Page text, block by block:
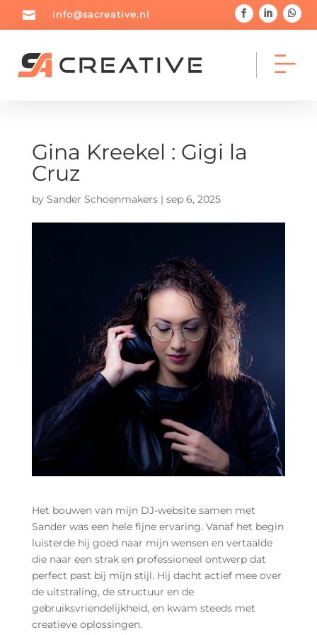
 info@sacreative.nl
  

Over mij

Webshop

Drukwerk Sitecare

Whatsapp

Contact
U
Zoeken
Gina Kreekel : Gigi la
Cruz
by Sander Schoenmakers| sep 6, 2025
Het bouwen van mijn DJ-website samen met
Sander was een hele fijne ervaring. Vanaf het begin
luisterde hij goed naar mijn wensen en vertaalde
die naar een strak en professioneel ontwerp dat
perfect past bij mijn stijl. Hij dacht actief mee over
de uitstraling, de structuur en de
gebruiksvriendelijkheid, en kwam steeds met
creatieve oplossingen.